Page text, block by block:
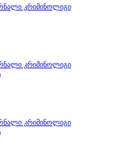
კრიმინოლიგი
კრიმინოლიგი
კრიმინოლიგი